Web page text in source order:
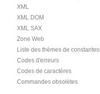
XML
XML DOM
XML SAX
Zone Web
Liste des thèmes de constantes
Codes d'erreurs
Codes de caractères
Commandes obsolètes